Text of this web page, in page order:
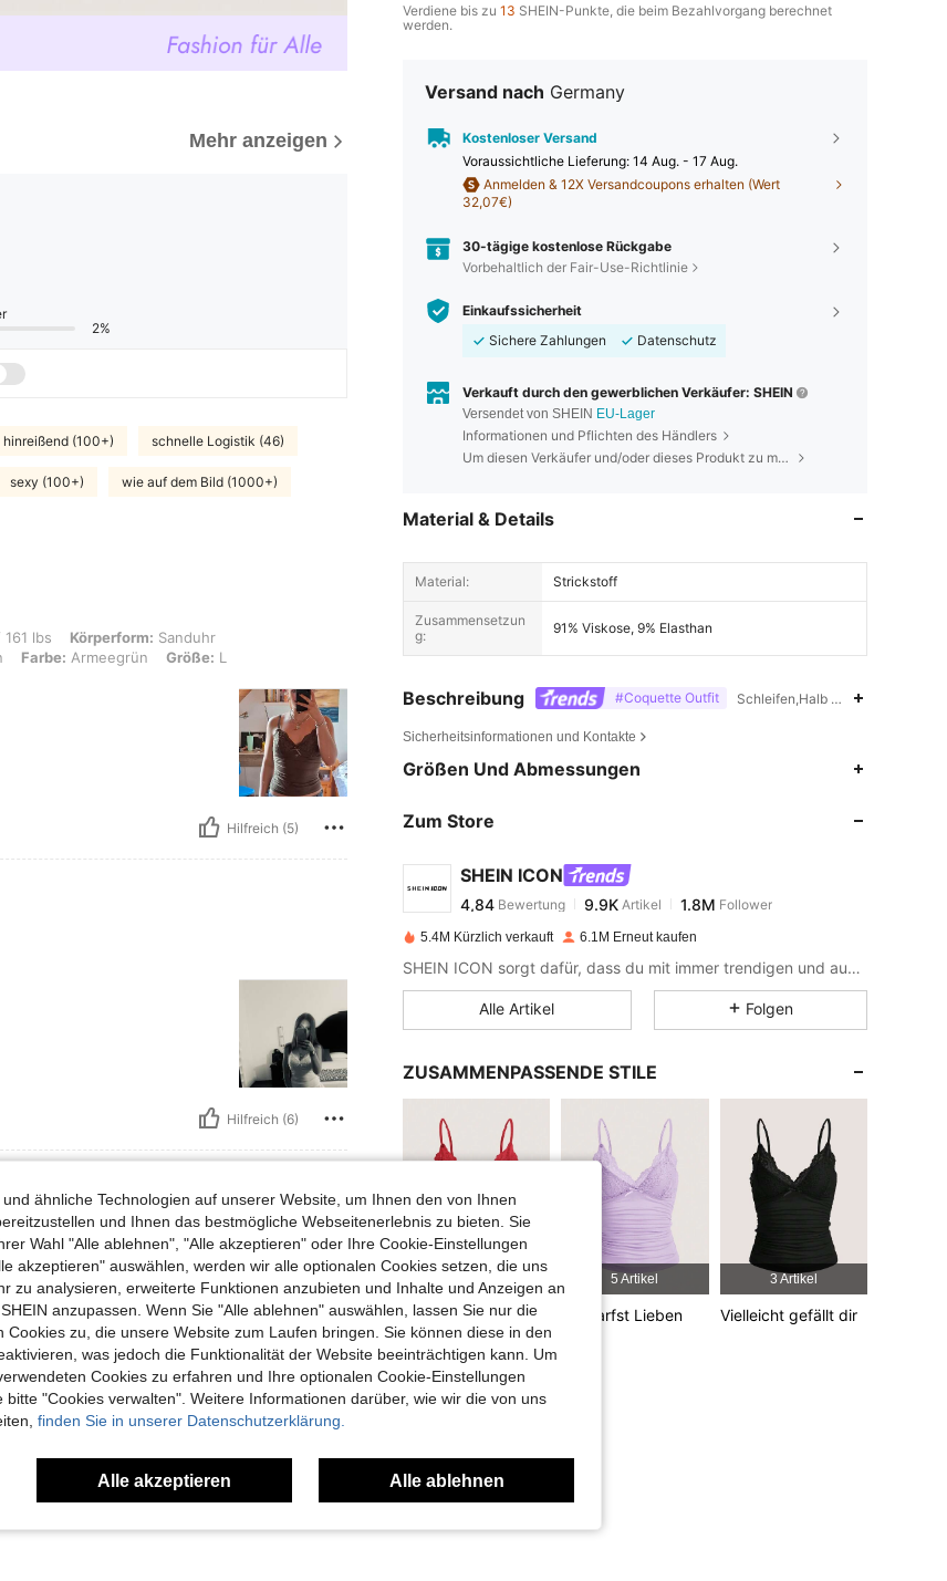
Mehr anzeigen
2%
hinreißend (100+) schnelle Logistik (46)
sexy (100+) wie auf dem Bild (1000+)
Sanduhr, Hüften: 100 cm / 39 in, Taille: 74 cm / 29 in, Brust: 95 cm / 37 in, Farbe: Armeegrün, Größe: L
lbs Körperform: Sanduhr
Farbe: Armeegrün Größe: L
Hilfreich (5)
Hilfreich (6)
Hilfreich (51)
Verdiene bis zu 13 SHEIN-Punkte, die beim Bezahlvorgang berechnet
werden.
Versand nach Germany
Kostenloser Versand
Voraussichtliche Lieferung: 14 Aug. - 17 Aug.
Anmelden & 12X Versandcoupons erhalten (Wert
32,07€)
30-tägige kostenlose Rückgabe
Vorbehaltlich der Fair-Use-Richtlinie
Einkaufssicherheit
Sichere Zahlungen
Datenschutz
Verkauft durch den gewerblichen Verkäufer: SHEIN
Versendet von SHEIN EU-Lager
Informationen und Pflichten des Händlers
Um diesen Verkäufer und/oder dieses Produkt zu melden
Material & Details
Material: Strickstoff
Zusammensetzun
g:
91% Viskose, 9% Elasthan
Beschreibung #Coquette Outfit Schleifen,Halb
Sicherheitsinformationen und Kontakte
Größen Und Abmessungen
Zum Store
SHEIN ICON
4,84
4,84 Bewertung 9.9KArtikel
4***5bezahltVor 1 Tag
4,84
4,84 9.9K
4,84 9.9K
4,84 9.9K
4,84
5.4M Kürzlich verkauft 6.1M Erneut kaufen
SHEIN ICON sorgt dafür, dass du mit immer trendigen und ausgefallenen Looks nie unbemerkt bleibst.
Alle Artikel Folgen
ZUSAMMENPASSENDE STILE
3 Artikel 5 Artikel
Du Darfst Lieben
3 Artikel
Vielleicht gefällt dir
ähnliche Technologien auf unserer Website, um Ihnen den von Ihnen
und Ihnen das bestmögliche Webseitenerlebnis zu bieten. Sie
Wahl "Alle ablehnen", "Alle akzeptieren" oder Ihre Cookie-Einstellungen
akzeptieren" auswählen, werden wir alle optionalen Cookies setzen, die uns
zu analysieren, erweiterte Funktionen anzubieten und Inhalte und Anzeigen an
anzupassen. Wenn Sie "Alle ablehnen" auswählen, lassen Sie nur die
Cookies zu, die unsere Website zum Laufen bringen. Sie können diese in den
was jedoch die Funktionalität der Website beeinträchtigen kann. Um
Cookies zu erfahren und Ihre optionalen Cookie-Einstellungen
bitte "Cookies verwalten". Weitere Informationen darüber, wie wir die von uns
finden Sie in unserer Datenschutzerklärung.
Alle akzeptieren Alle ablehnen